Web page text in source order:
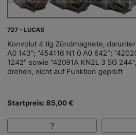
727 - LUCAS
Konvolut 4 tlg Zündmagnete,
A0 143"; "454116 N1 0 A0 642";
1242" sowie "42091A KN2L 3 SG
drehen, nicht auf Funktion geprüft
Startpreis: 85,00 €